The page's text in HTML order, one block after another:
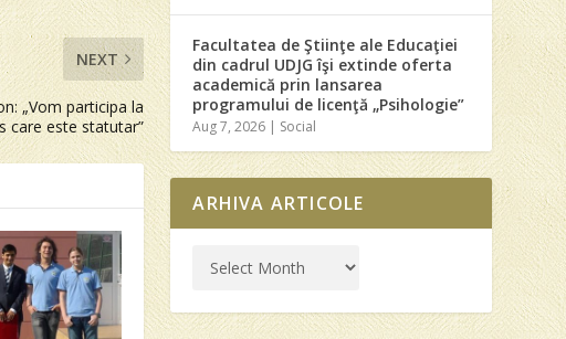
NEXT
„Vom participa la
care este statutar”
Facultatea de Ştiinţe ale Educaţiei
din cadrul UDJG îşi extinde oferta
academică prin lansarea
programului de licenţă „Psihologie”
Aug 7, 2026 | Social
ARHIVA ARTICOLE